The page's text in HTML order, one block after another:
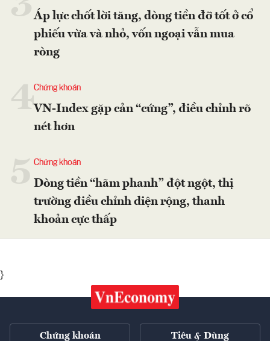
Áp lực chốt lời tăng, dòng tiền đỡ tốt ở cổ
phiếu vừa và nhỏ, vốn ngoại vẫn mua
ròng
4Chứng khoán
VN-Index gặp cản “cứng”, điều chỉnh rõ
nét hơn
Chứng khoán
Dòng tiền “hãm phanh” đột ngột, thị
trường điều chỉnh diện rộng, thanh
khoản cực thấp
}
Chứng khoán Tiêu & Dùng